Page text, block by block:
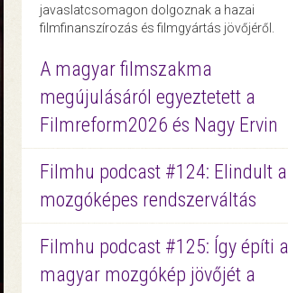
javaslatcsomagon dolgoznak a hazai
filmfinanszírozás és filmgyártás jövőjéről.
A magyar filmszakma
megújulásáról egyeztetett a
Filmreform2026 és Nagy Ervin
Filmhu podcast #124: Elindult a
mozgóképes rendszerváltás
Filmhu podcast #125: Így építi a
magyar mozgókép jövőjét a